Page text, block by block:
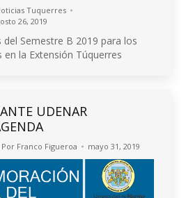
Tuquerres
26, 2019
Semestre B 2019 para los
la Extensión Túquerres
UDENAR
Por Franco Figueroa mayo 31, 2019